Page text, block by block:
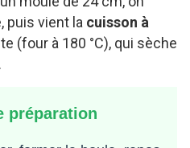
puis vient la cuisson à
(four à 180 °C), qui sèche
préparation